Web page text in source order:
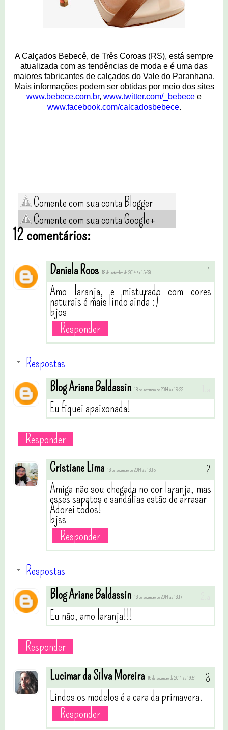
A Calçados Bebecê, de Três Coroas (RS), está sempre
atualizada com as tendências de moda e é uma das
maiores fabricantes de calçados do Vale do Paranhana.
Mais informações podem ser obtidas por meio dos sites
www.bebece.com.br, www.twitter.com/_bebece e
www.facebook.com/calcadosbebece.
Comente com sua conta Blogger
Comente com sua conta Google+
12 comentários:
Daniela Roos 18 de setembro de 2014 às 15:39
Amo laranja, e misturado com cores
naturais é mais lindo ainda :)
bjos
Responder
Respostas
Blog Ariane Baldassin 18 de setembro de 2014 às 16:22
Eu fiquei apaixonada!
Responder
Cristiane Lima
18 de setembro de 2014 às 18:15
Amiga não sou chegada no cor laranja, mas
esses sapatos e sandálias estão de arrasar
Adorei todos!
bjss
Responder
Respostas
Blog Ariane Baldassin
18 de setembro de 2014 às 18:17
Eu não, amo laranja!!!
Responder
Lucimar da Silva Moreira 18 de setembro de 2014 às 19:51
Lindos os modelos é a cara da primavera.
Responder